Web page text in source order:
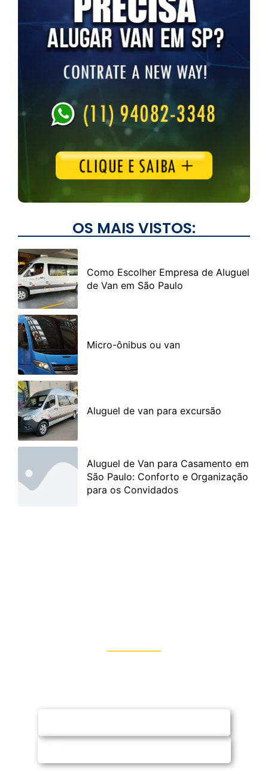
OS MAIS VISTOS:
Como Escolher Empresa de Aluguel
de Van em São Paulo
Micro-ônibus ou van
Aluguel de van para excursão
Aluguel de Van para Casamento em
São Paulo: Conforto e Organização
para os Convidados